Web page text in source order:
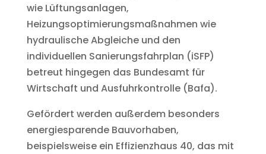
wie Lüftungsanlagen,
Heizungsoptimierungsmaßnahmen wie
hydraulische Abgleiche und den
individuellen Sanierungsfahrplan (iSFP)
betreut hingegen das Bundesamt für
Wirtschaft und Ausfuhrkontrolle (Bafa).
Gefördert werden außerdem besonders
energiesparende Bauvorhaben,
beispielsweise ein Effizienzhaus 40, das mit